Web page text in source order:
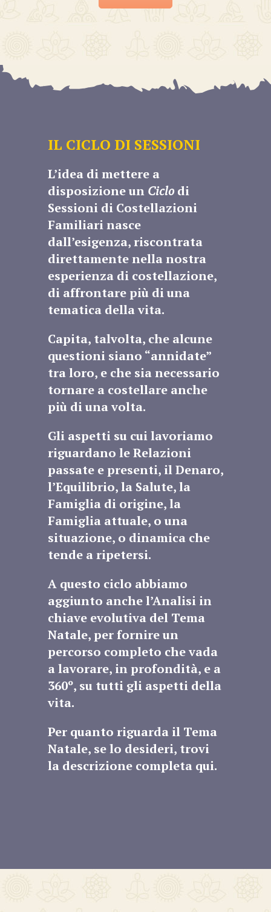
IL CICLO DI SESSIONI
L’idea di mettere a
disposizione un Ciclo di
Sessioni di Costellazioni
Familiari nasce
dall’esigenza, riscontrata
direttamente nella nostra
esperienza di costellazione,
di affrontare più di una
tematica della vita.
Capita, talvolta, che alcune
questioni siano “annidate”
tra loro, e che sia necessario
tornare a costellare anche
più di una volta.
Gli aspetti su cui lavoriamo
riguardano le Relazioni
passate e presenti, il Denaro,
l’Equilibrio, la Salute, la
Famiglia di origine, la
Famiglia attuale, o una
situazione, o dinamica che
tende a ripetersi.
A questo ciclo abbiamo
aggiunto anche l’Analisi in
chiave evolutiva del Tema
Natale, per fornire un
percorso completo che vada
a lavorare, in profondità, e a
360º, su tutti gli aspetti della
vita.
Per quanto riguarda il Tema
Natale, se lo desideri, trovi
la descrizione completa qui.